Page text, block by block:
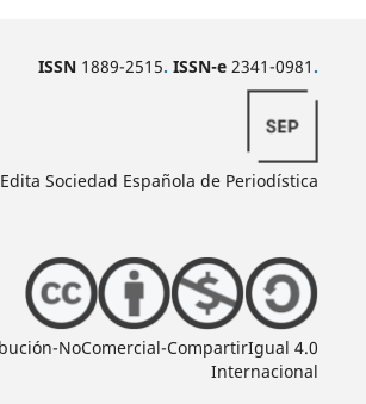
ISSN 1889-2515. ISSN-e 2341-0981 .
Edita Sociedad Española de Periodística
NoComercial-CompartirIgual 4.0
Internacional